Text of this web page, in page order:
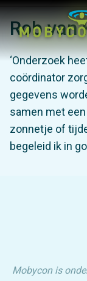
Rob van
‘Onderzoek
coördinator
gegevens
samen met
zonnetje of
begeleid ik in
Mobycon is